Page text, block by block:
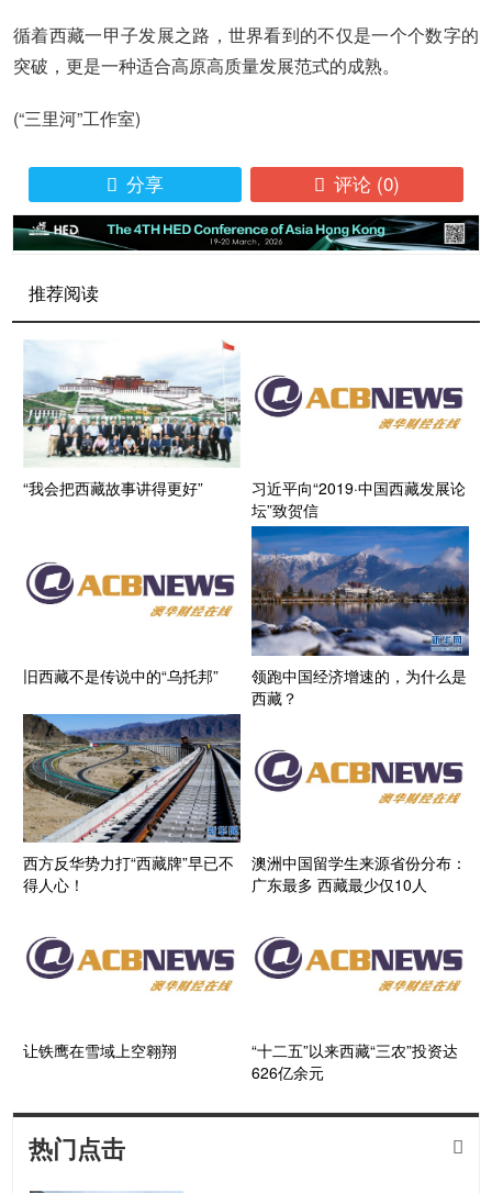
循着西藏一甲子发展之路，世界看到的不仅是一个个数字的
突破，更是一种适合高原高质量发展范式的成熟。
(“三里河”工作室)
 分享  评论 (0)
推荐阅读
“我会把西藏故事讲得更好”
习近平向“2019·中国西藏发展论
坛”致贺信
旧西藏不是传说中的“乌托邦”
领跑中国经济增速的，为什么是
西藏？
西方反华势力打“西藏牌”早已不
得人心！
澳洲中国留学生来源省份分布：
广东最多 西藏最少仅10人
让铁鹰在雪域上空翱翔
“十二五”以来西藏“三农”投资达
626亿余元
热门点击 